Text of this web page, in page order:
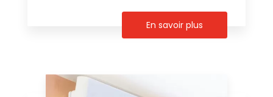
En savoir plus